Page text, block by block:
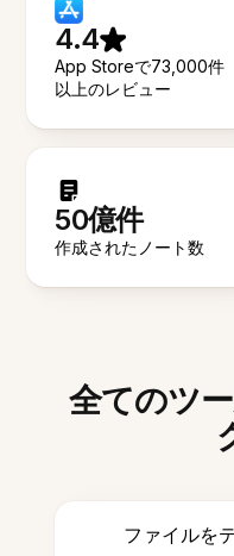
4.4
App Storeで73,000件
以上のレビュー
50億件
作成されたノート数
全てのツ
ファイルを